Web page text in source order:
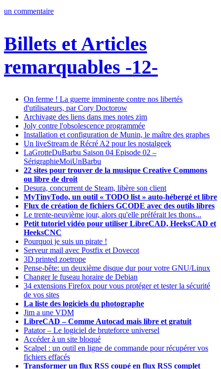
un commentaire
Billets et Articles
remarquables -12-
On ferme ! La guerre imminente contre nos libertés
d'utilisateurs, par Cory Doctorow
Archivage des liens dans mes notes zim
Joly contre l'obsolescence programmée
Installation et configuration de Munin, le maître des graphes
Un liveStream de Récré A2 pour les nostalgeek
LaGrotteDuBarbu Saison 04 Episode 02 –
SérigraphieMoiUnBarbu
22 sites pour trouver de la musique Creative Commons
ou libre de droit
Desura, concurrent de Steam, libère son client
MyTinyTodo, un outil « TODO list » auto-hébergé et libre
Flux de création de fichiers GCODE avec des outils libres
Le trente-neuvième jour, alors qu'elle préférait les thons...
Petit tutoriel vidéo pour utiliser LibreCAD, HeeksCAD et
HeeksCNC
Pourquoi je suis un pirate !
Serveur mail avec Postfix et Dovecot
3D printed zoetrope
Pense-bête: un deuxième disque dur pour votre GNU/Linux
Changer le fuseau horaire de Debian
34 extensions Firefox pour vous protéger et tester la sécurité
de vos sites
La liste des logiciels du photographe
Jim a une VDM
LibreCAD – Comme Autocad mais libre et gratuit
Patator – Le logiciel de bruteforce universel
Accéder à un site bloqué
Scalpel : un outil en ligne de commande pour récupérer vos
fichiers effacés
Transformer un flux RSS coupé en flux RSS complet